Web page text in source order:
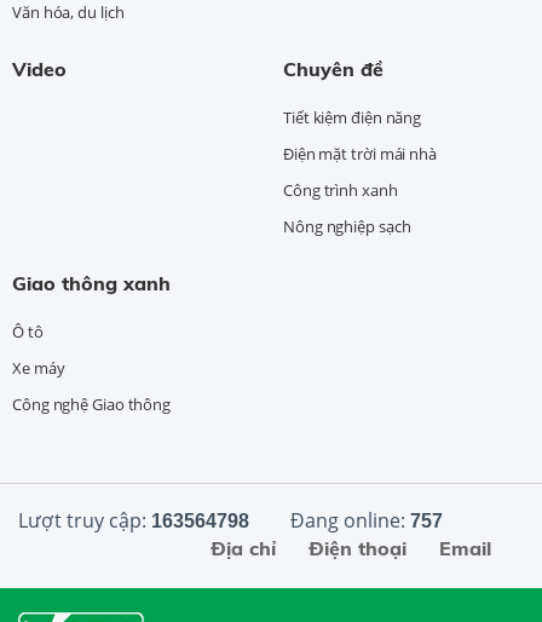
Văn hóa, du lịch
Video Chuyên đề
Tiết kiệm điện năng
Điện mặt trời mái nhà
Công trình xanh
Nông nghiệp sạch
Giao thông xanh
Ô tô
Xe máy
Công nghệ Giao thông
Lượt truy cập: 163564798 Đang online: 757
Email
Điện thoại
Địa chỉ